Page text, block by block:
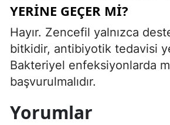
YERINE GEÇER MI?
Hayır. Zencefil yalnızca
bitkidir, antibiyotik tedavisi
Bakteriyel enfeksiyonlarda
başvurulmalıdır.
Yorumlar